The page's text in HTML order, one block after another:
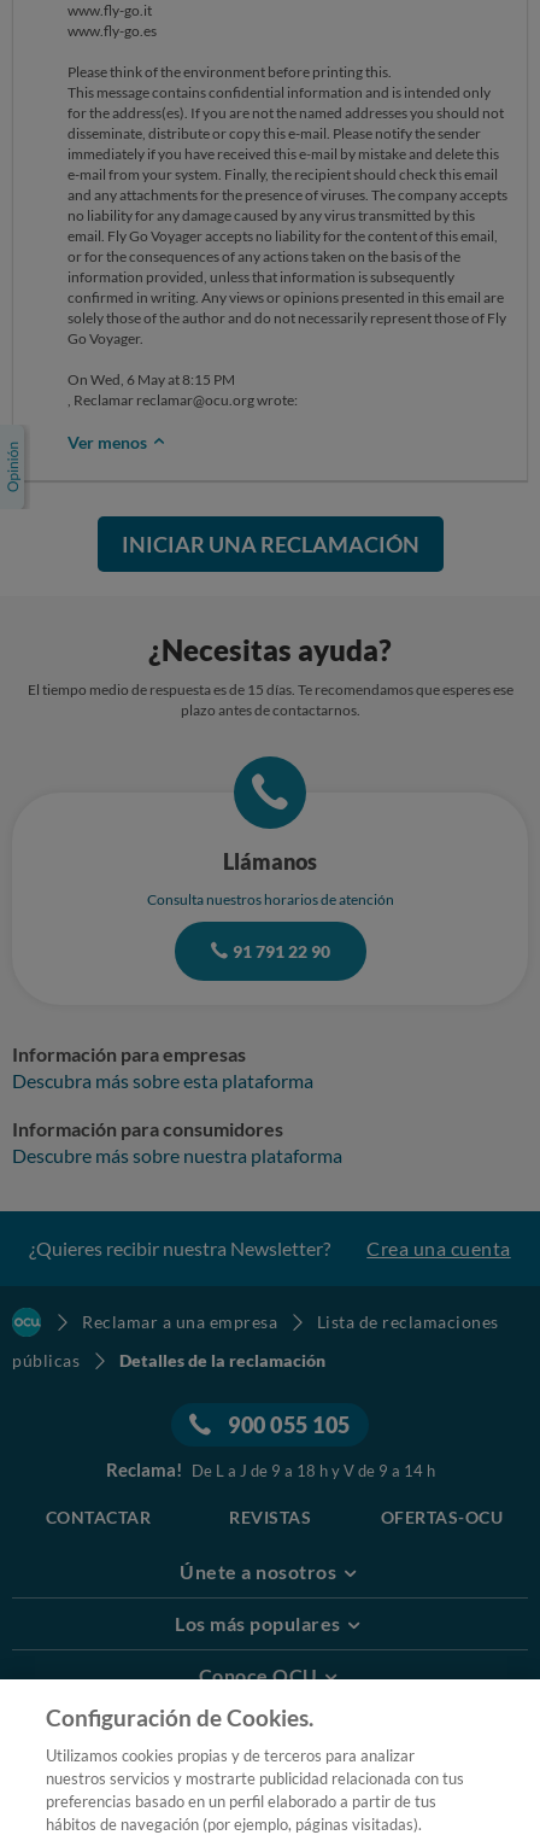
www.fly-go.it
www.fly-go.es
Please think of the environment before printing this.
This message contains confidential information and is intended only
for the address(es). If you are not the named addresses you should not
disseminate, distribute or copy this e-mail. Please notify the sender
immediately if you have received this e-mail by mistake and delete this
e-mail from your system. Finally, the recipient should check this email
and any attachments for the presence of viruses. The company accepts
no liability for any damage caused by any virus transmitted by this
email. Fly Go Voyager accepts no liability for the content of this email,
or for the consequences of any actions taken on the basis of the
information provided, unless that information is subsequently
confirmed in writing. Any views or opinions presented in this email are
solely those of the author and do not necessarily represent those of Fly
Go Voyager.
On Wed, 6 May at 8:15 PM
, Reclamar reclamar@ocu.org wrote:
Ver menos
INICIAR UNA RECLAMACIÓN
¿Necesitas ayuda?
El tiempo medio de respuesta es de 15 días. Te recomendamos que esperes ese
plazo antes de contactarnos.
Llámanos
Consulta nuestros horarios de atención
91 791 22 90
Información para empresas
Descubra más sobre esta plataforma
Información para consumidores
Descubre más sobre nuestra plataforma
¿Quieres recibir nuestra Newsletter? Crea una cuenta
Reclamar a una empresa
Lista de reclamaciones
públicas
Detalles de la reclamación
900 055 105
Reclama! De L a J de 9 a 18 h y V de 9 a 14 h
CONTACTAR REVISTAS OFERTAS-OCU
Únete a nosotros
Los más populares
Conoce OCU
Más Información
© 2026 OCU
Condiciones generales de contratación de OCU
Configuración de Cookies.
Utilizamos cookies propias y de terceros para analizar
nuestros servicios y mostrarte publicidad relacionada con tus
preferencias basado en un perfil elaborado a partir de tus
hábitos de navegación (por ejemplo, páginas visitadas).